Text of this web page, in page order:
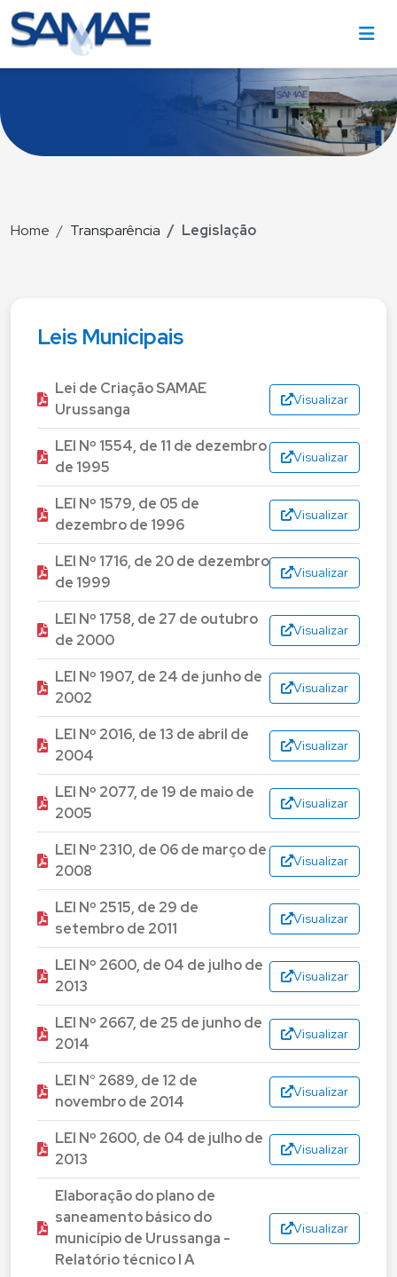
Home Transparência Legislação
Leis Municipais
Lei de Criação SAMAE
Urussanga
Visualizar
LEI Nº 1554, de 11 de dezembro
de 1995
Visualizar
LEI Nº 1579, de 05 de
dezembro de 1996
Visualizar
LEI Nº 1716, de 20 de dezembro
de 1999
Visualizar
LEI Nº 1758, de 27 de outubro
de 2000
Visualizar
LEI Nº 1907, de 24 de junho de
2002
Visualizar
LEI Nº 2016, de 13 de abril de
2004
Visualizar
LEI Nº 2077, de 19 de maio de
2005
Visualizar
LEI Nº 2310, de 06 de março de
2008
Visualizar
LEI Nº 2515, de 29 de
setembro de 2011
Visualizar
LEI Nº 2600, de 04 de julho de
2013
Visualizar
LEI Nº 2667, de 25 de junho de
2014
Visualizar
LEI N° 2689, de 12 de
novembro de 2014
Visualizar
LEI Nº 2600, de 04 de julho de
2013
Visualizar
Elaboração do plano de
saneamento básico do
município de Urussanga -
Relatório técnico I A
Visualizar